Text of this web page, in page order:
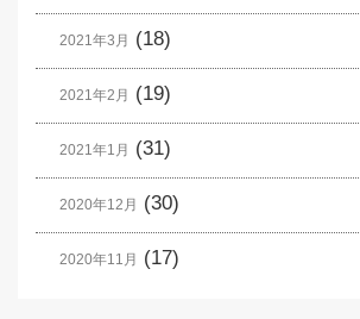
2021年3月 (18)
2021年2月 (19)
2021年1月 (31)
2020年12月 (30)
2020年11月 (17)